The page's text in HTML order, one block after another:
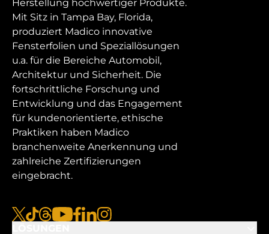
Herstellung hochwertiger Produkte.
Mit Sitz in Tampa Bay, Florida,
produziert Madico innovative
Fensterfolien und Speziallösungen
u.a. für die Bereiche Automobil,
Architektur und Sicherheit. Die
fortschrittliche Forschung und
Entwicklung und das Engagement
für kundenorientierte, ethische
Praktiken haben Madico
branchenweite Anerkennung und
zahlreiche Zertifizierungen
eingebracht.